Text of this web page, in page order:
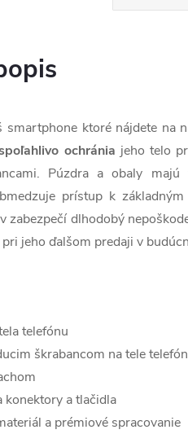
smartphone ktoré nájdete na
ochránia jeho telo
Púzdra a obaly
prístup k
zabezpečí dlhodobý
jeho ďalšom predaji v
telefónu
škrabancom na tele
konektory a tlačidla
a prémiové spracovanie